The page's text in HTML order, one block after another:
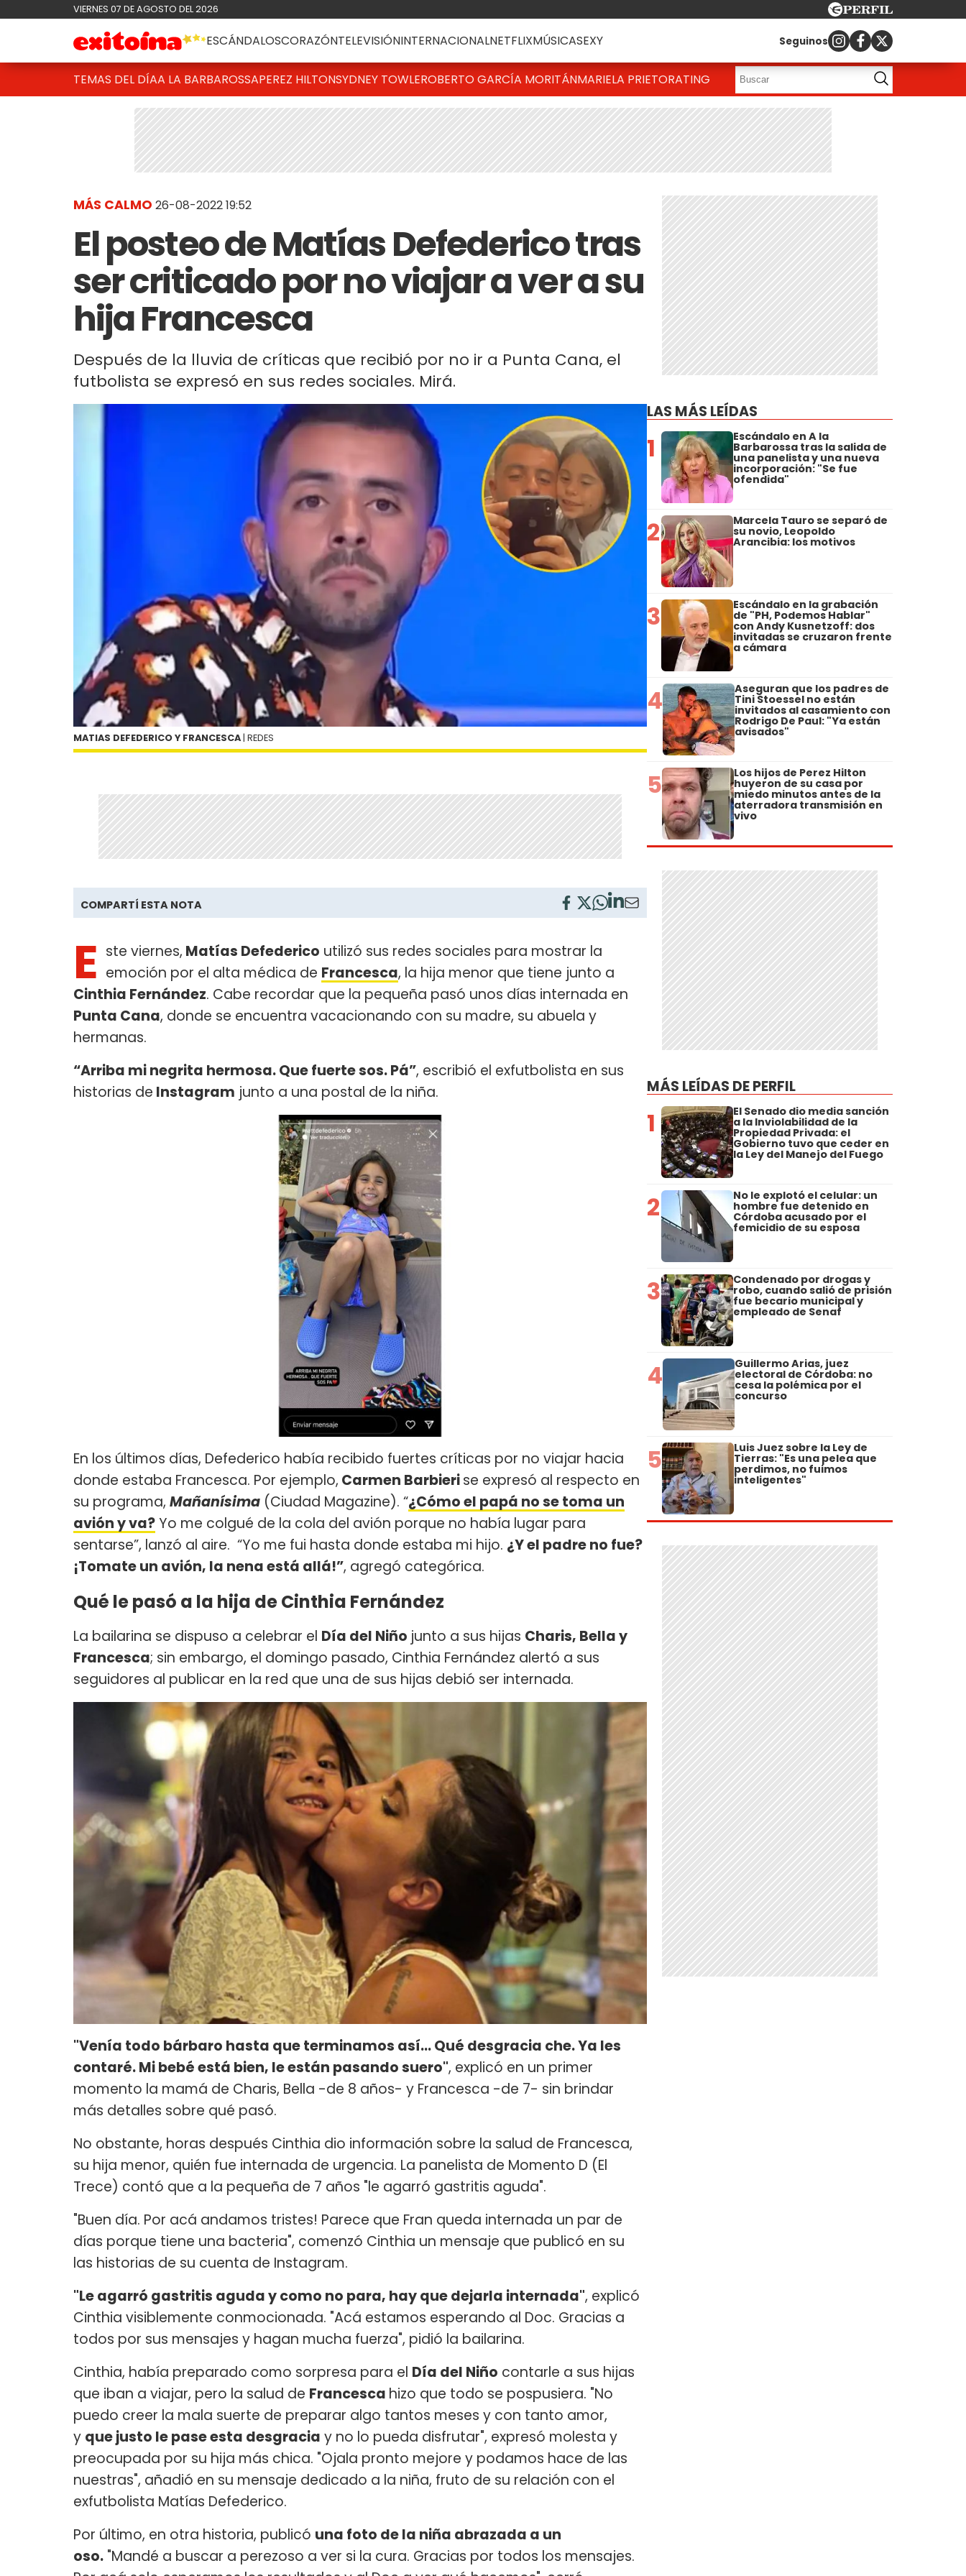
VIERNES 07 DE AGOSTO DEL 2026
ESCÁNDALOSCORAZÓNTELEVISIÓNINTERNACIONALNETFLIXMÚSICASEXY Seguinos
TEMAS DEL DÍAA LA BARBAROSSAPEREZ HILTONSYDNEY TOWLEROBERTO GARCÍA MORITÁNMARIELA PRIETORATING
MÁS CALMO 26-08-2022 19:52
El posteo de Matías Defederico tras
ser criticado por no viajar a ver a su
hija Francesca
Después de la lluvia de críticas que recibió por no ir a Punta Cana, el
futbolista se expresó en sus redes sociales. Mirá.
MATIAS DEFEDERICO Y FRANCESCA | REDES
COMPARTÍ ESTA NOTA
E ste viernes, Matías Defederico utilizó sus redes sociales para mostrar la
emoción por el alta médica de Francesca, la hija menor que tiene junto a
Cinthia Fernández. Cabe recordar que la pequeña pasó unos días internada en
Punta Cana, donde se encuentra vacacionando con su madre, su abuela y
hermanas.
“Arriba mi negrita hermosa. Que fuerte sos. Pá”, escribió el exfutbolista en sus
historias de Instagram junto a una postal de la niña.
En los últimos días, Defederico había recibido fuertes críticas por no viajar hacia
donde estaba Francesca. Por ejemplo, Carmen Barbierise expresó al respecto en
su programa, Mañanísima (Ciudad Magazine). “¿Cómo el papá no se toma un
avión y va?Yo me colgué de la cola del avión porque no había lugar para
sentarse”, lanzó al aire. “Yo me fui hasta donde estaba mi hijo. ¿Y el padre no fue?
¡Tomate un avión, la nena está allá!”, agregó categórica.
Qué le pasó a la hija de Cinthia Fernández
La bailarina se dispuso a celebrar el Día del Niño junto a sus hijas Charis, Bella y
Francesca; sin embargo, el domingo pasado, Cinthia Fernández alertó a sus
seguidores al publicar en la red que una de sus hijas debió ser internada.
"Venía todo bárbaro hasta que terminamos así... Qué desgracia che. Ya les
contaré. Mi bebé está bien, le están pasando suero", explicó en un primer
momento la mamá de Charis, Bella -de 8 años- y Francesca -de 7- sin brindar
más detalles sobre qué pasó.
No obstante, horas después Cinthia dio información sobre la salud de Francesca,
su hija menor, quién fue internada de urgencia. La panelista de Momento D (El
Trece) contó que a la pequeña de 7 años "le agarró gastritis aguda".
"Buen día. Por acá andamos tristes! Parece que Fran queda internada un par de
días porque tiene una bacteria", comenzó Cinthia un mensaje que publicó en su
las historias de su cuenta de Instagram.
"Le agarró gastritis aguda y como no para, hay que dejarla internada", explicó
Cinthia visiblemente conmocionada. "Acá estamos esperando al Doc. Gracias a
todos por sus mensajes y hagan mucha fuerza", pidió la bailarina.
Cinthia, había preparado como sorpresa para el Día del Niño contarle a sus hijas
que iban a viajar, pero la salud de Francesca hizo que todo se pospusiera. "No
puedo creer la mala suerte de preparar algo tantos meses y con tanto amor,
y que justo le pase esta desgracia y no lo pueda disfrutar", expresó molesta y
preocupada por su hija más chica. "Ojala pronto mejore y podamos hace de las
nuestras", añadió en su mensaje dedicado a la niña, fruto de su relación con el
exfutbolista Matías Defederico.
Por último, en otra historia, publicó una foto de la niña abrazada a un
oso. "Mandé a buscar a perezoso a ver si la cura. Gracias por todos los mensajes.
LAS MÁS LEÍDAS
1 Escándalo en A la
Barbarossa tras la salida de
una panelista y una nueva
incorporación: "Se fue
ofendida"
2 Marcela Tauro se separó de
su novio, Leopoldo
Arancibia: los motivos
3 Escándalo en la grabación
de "PH, Podemos Hablar"
con Andy Kusnetzoff: dos
invitadas se cruzaron frente
a cámara
4 Aseguran que los padres de
Tini Stoessel no están
invitados al casamiento con
Rodrigo De Paul: "Ya están
avisados"
5 Los hijos de Perez Hilton
huyeron de su casa por
miedo minutos antes de la
aterradora transmisión en
vivo
MÁS LEÍDAS DE PERFIL
1 El Senado dio media sanción
a la Inviolabilidad de la
Propiedad Privada: el
Gobierno tuvo que ceder en
la Ley del Manejo del Fuego
2 No le explotó el celular: un
hombre fue detenido en
Córdoba acusado por el
femicidio de su esposa
3 Condenado por drogas y
robo, cuando salió de prisión
fue becario municipal y
empleado de Senaf
4 Guillermo Arias, juez
electoral de Córdoba: no
cesa la polémica por el
concurso
5 Luis Juez sobre la Ley de
Tierras: "Es una pelea que
perdimos, no fuimos
inteligentes"